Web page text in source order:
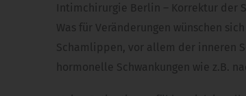
Intimchirurgie Berlin – Korrektur der
Was für Veränderungen wünschen
Schamlippen, vor allem der inneren
hormonelle Schwankungen wie z.B.